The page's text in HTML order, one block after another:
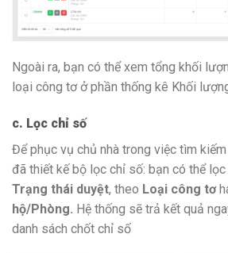
Ngoài ra, bạn có thể xem tổng khối
loại công tơ ở phần thống kê Khối
c. Lọc chỉ số
Để phục vụ chủ nhà trong việc tìm
đã thiết kế bộ lọc chỉ số: bạn có thể
Trạng thái duyệt, theo Loại công tơ
hộ/Phòng. Hệ thống sẽ trả kết quả
danh sách chốt chỉ số